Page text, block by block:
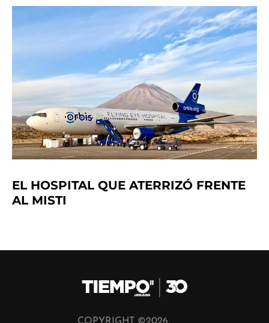
EL HOSPITAL QUE ATERRIZÓ FRENTE
AL MISTI